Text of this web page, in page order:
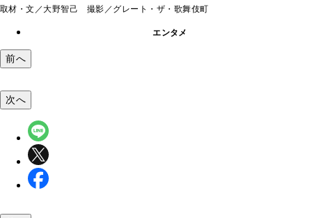
取材・文／大野智己 撮影／グレート・ザ・歌舞伎町
エンタメ
前へ
次へ